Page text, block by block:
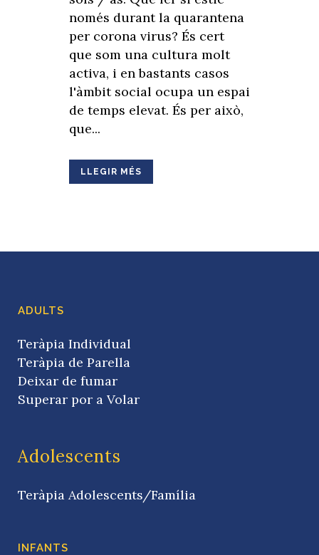
només durant la quarantena
per corona virus? És cert
que som una cultura molt
activa, i en bastants casos
l'àmbit social ocupa un espai
de temps elevat. És per això,
que...
LLEGIR MÉS
ADULTS
Teràpia Individual
Teràpia de Parella
Deixar de fumar
Superar por a Volar
Adolescents
Teràpia Adolescents/Família
INFANTS